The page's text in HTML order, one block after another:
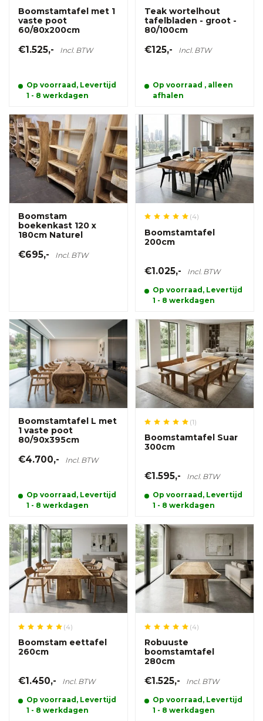
Boomstamtafel met 1
vaste poot
60/80x200cm
€1.525,- Incl. BTW
Op voorraad, Levertijd
1 - 8 werkdagen
Teak wortelhout
tafelbladen - groot -
80/100cm
€125,- Incl. BTW
Op voorraad , alleen
afhalen
Boomstam
boekenkast 120 x
180cm Naturel
€695,- Incl. BTW
(4)
Boomstamtafel
200cm
€1.025,- Incl. BTW
Op voorraad, Levertijd
1 - 8 werkdagen
Boomstamtafel L met
1 vaste poot
80/90x395cm
€4.700,- Incl. BTW
Op voorraad, Levertijd
1 - 8 werkdagen
(1)
Boomstamtafel Suar
300cm
€1.595,- Incl. BTW
Op voorraad, Levertijd
1 - 8 werkdagen
(4)
Boomstam eettafel
260cm
€1.450,- Incl. BTW
Op voorraad, Levertijd
1 - 8 werkdagen
(4)
Robuuste
boomstamtafel
280cm
€1.525,- Incl. BTW
Op voorraad, Levertijd
1 - 8 werkdagen